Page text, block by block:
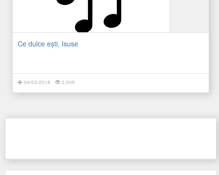
Ce dulce eşti, Isuse
04/03/2018 2.009